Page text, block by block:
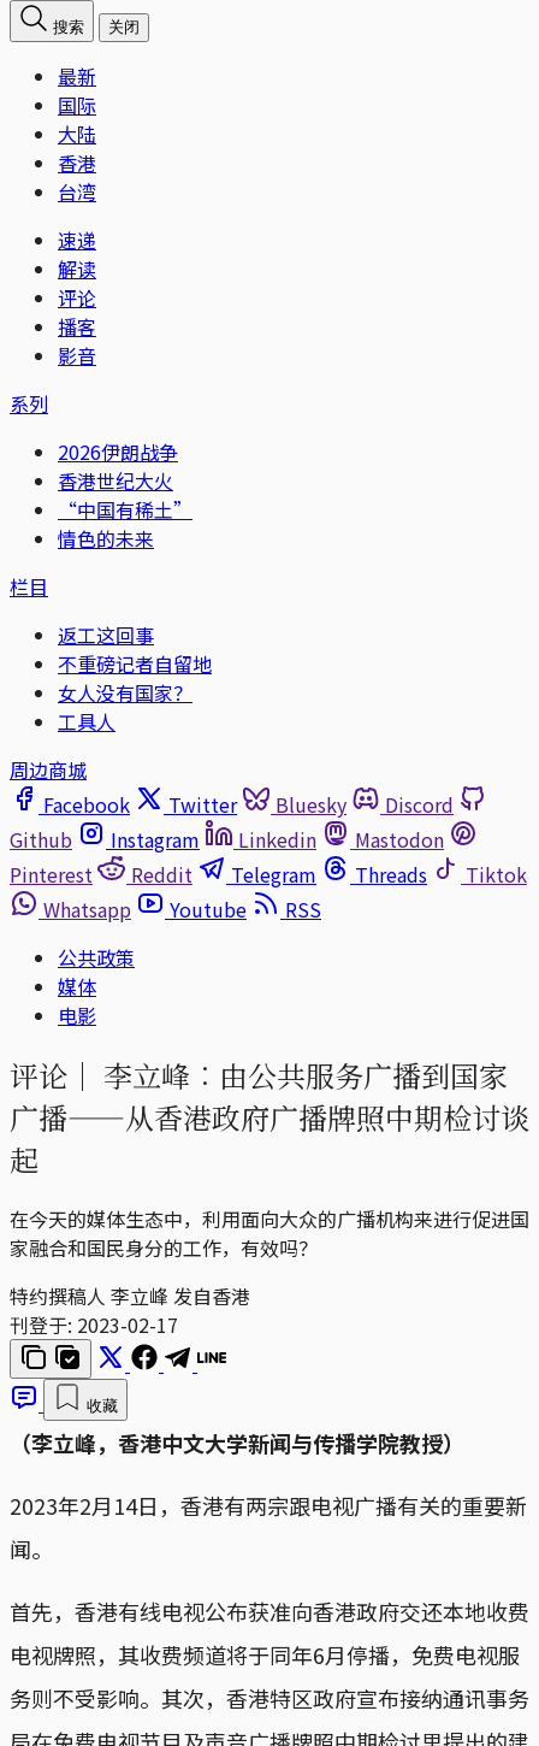
搜索 关闭
最新
国际
大陆
香港
台湾
速递
解读
评论
播客
影音
系列
2026伊朗战争
香港世纪大火
“中国有稀土”
情色的未来
栏目
返工这回事
不重磅记者自留地
女人没有国家？
工具人
周边商城
Facebook
Twitter Bluesky
Discord
Github
Instagram Linkedin
Mastodon
Pinterest
Reddit Telegram Threads
Tiktok
Whatsapp
Youtube
RSS
公共政策
媒体
电影
评论｜ 李立峰︰由公共服务广播到国家
广播——从香港政府广播牌照中期检讨谈
起
在今天的媒体生态中，利用面向大众的广播机构来进行促进国
家融合和国民身分的工作，有效吗？
特约撰稿人 李立峰 发自香港
刊登于: 2023-02-17
收藏
（李立峰，香港中文大学新闻与传播学院教授）
2023年2月14日，香港有两宗跟电视广播有关的重要新
闻。
首先，香港有线电视公布获准向香港政府交还本地收费
电视牌照，其收费频道将于同年6月停播，免费电视服
务则不受影响。其次，香港特区政府宣布接纳通讯事务